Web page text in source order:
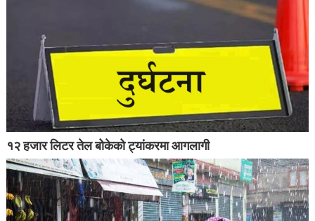
१२ हजार लिटर तेल बोकेको ट्यांकरमा आगलागी